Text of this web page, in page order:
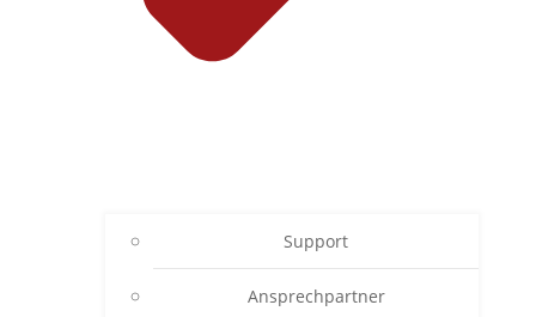
Support
Ansprechpartner